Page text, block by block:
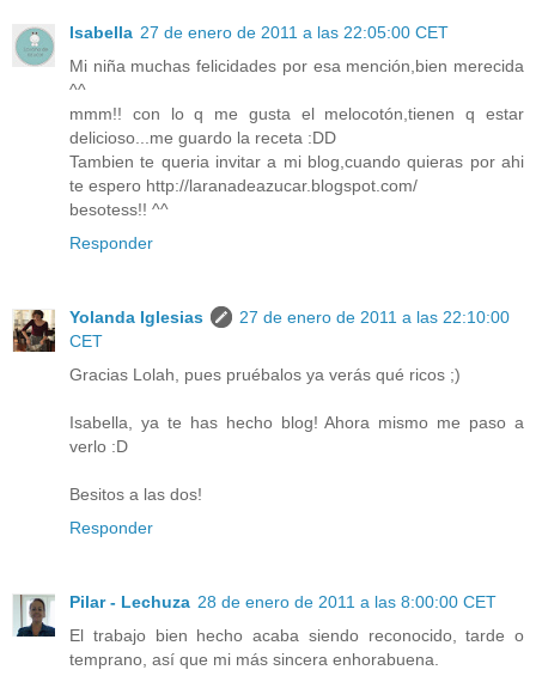
Isabella 27 de enero de 2011 a las 22:05:00 CET
Mi niña muchas felicidades por esa mención,bien merecida
^^
mmm!! con lo q me gusta el melocotón,tienen q estar
delicioso...me guardo la receta :DD
Tambien te queria invitar a mi blog,cuando quieras por ahi
te espero http://laranadeazucar.blogspot.com/
besotess!! ^^
Responder
Yolanda Iglesias
27 de enero de 2011 a las 22:10:00
CET
Gracias Lolah, pues pruébalos ya verás qué ricos ;)
Isabella, ya te has hecho blog! Ahora mismo me paso a
verlo :D
Besitos a las dos!
Responder
Pilar - Lechuza 28 de enero de 2011 a las 8:00:00 CET
El trabajo bien hecho acaba siendo reconocido, tarde o
temprano, así que mi más sincera enhorabuena.